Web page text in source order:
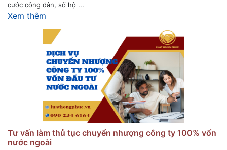
cước công dân, số hộ ...
Xem thêm
Tư vấn làm thủ tục chuyển nhượng công ty 100% vốn
nước ngoài